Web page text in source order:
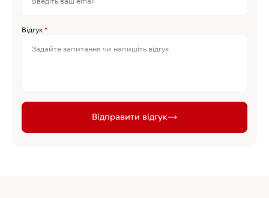
Відгук *
Відправити відгук